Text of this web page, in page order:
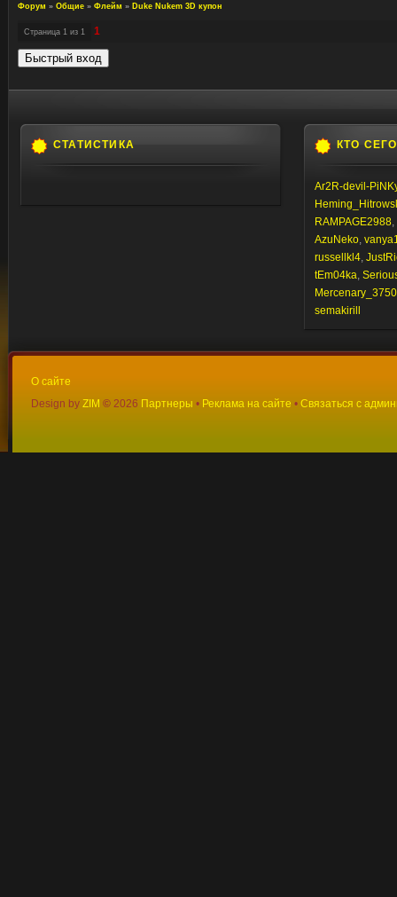
Форум » Общие » Флейм » Duke Nukem 3D купон
Страница 1 из 1 1
СТАТИСТИКА КТО
Ar2R-devil-
RAMPAGE2988,
AzuNeko,
russellkl4,
tEm04ka,
Mercenary_3750
semakirill
О сайте
Design by ZIM © 2026 Партнеры • Реклама на сайте • Связаться с